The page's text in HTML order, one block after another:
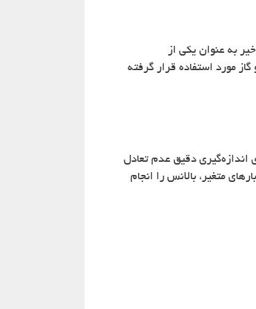
به عنوان یکی از
مورد استفاده قرار گرفته
دقیق عدم تعادل
متغیر، بالانس را انجام